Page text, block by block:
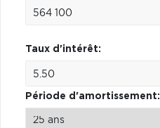
Taux d'intérêt:
Période d'amortissement: